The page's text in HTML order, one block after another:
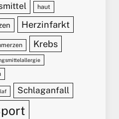
haut
Herzinfarkt
Krebs
Schlaganfall